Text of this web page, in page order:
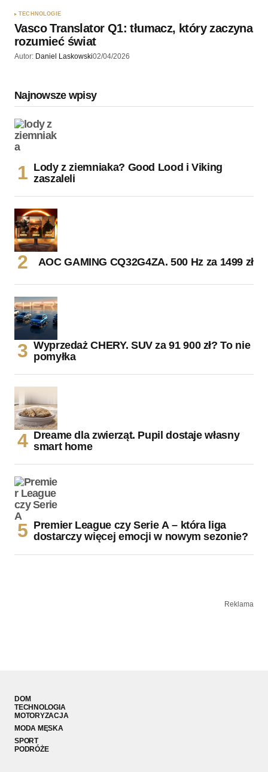
TECHNOLOGIE
Vasco Translator Q1: tłumacz, który zaczyna
rozumieć świat
Autor: Daniel Laskowski02/04/2026
Najnowsze wpisy
Lody z ziemniaka? Good Lood i Viking
zaszaleli
AOC GAMING CQ32G4ZA. 500 Hz za 1499 zł
Wyprzedaż CHERY. SUV za 91 900 zł? To nie
pomyłka
Dreame dla zwierząt. Pupil dostaje własny
smart home
Premier League czy Serie A – która liga
dostarczy więcej emocji w nowym sezonie?
Reklama
DOM
TECHNOLOGIA
MOTORYZACJA
MODA MĘSKA
SPORT
PODRÓŻE